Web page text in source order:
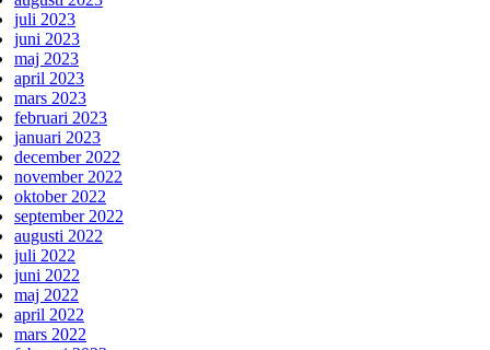
juli 2023
juni 2023
maj 2023
april 2023
mars 2023
februari 2023
januari 2023
december 2022
november 2022
oktober 2022
september 2022
augusti 2022
juli 2022
juni 2022
maj 2022
april 2022
mars 2022